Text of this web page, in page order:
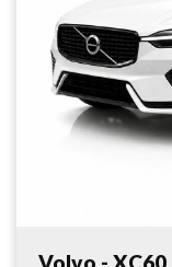
Volvo -